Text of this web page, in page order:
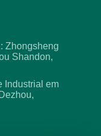
Zhongsheng
Shandon,
Industrial em